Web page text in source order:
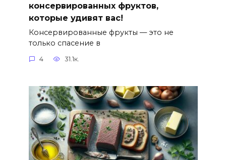
консервированных фруктов,
которые удивят вас!
Консервированные фрукты — это не
только спасение в
4 31.1к.